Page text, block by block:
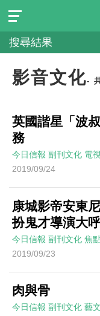
搜尋結果
影音文化-
英國諧星「波
務
今日信報 副刊文化 電
2019/09/24
康城影帝安東
扮鬼才導演大
今日信報 副刊文化 焦
2019/09/23
肉與骨
今日信報 副刊文化 藝